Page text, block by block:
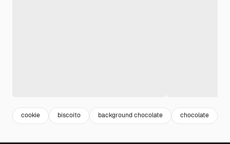
cookie biscoito background chocolate chocolate